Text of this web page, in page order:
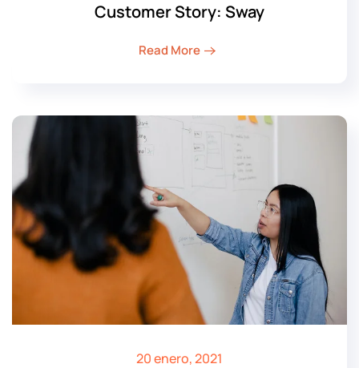
Customer Story: Sway
Read More
20 enero, 2021